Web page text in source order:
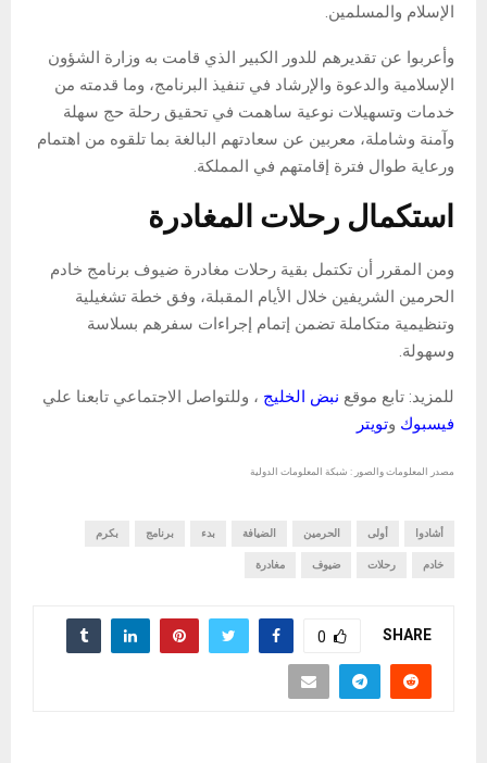
الإسلام والمسلمين.
وأعربوا عن تقديرهم للدور الكبير الذي قامت به وزارة الشؤون
الإسلامية والدعوة والإرشاد في تنفيذ البرنامج، وما قدمته من
خدمات وتسهيلات نوعية ساهمت في تحقيق رحلة حج سهلة
وآمنة وشاملة، معربين عن سعادتهم البالغة بما تلقوه من اهتمام
ورعاية طوال فترة إقامتهم في المملكة.
استكمال رحلات المغادرة
ومن المقرر أن تكتمل بقية رحلات مغادرة ضيوف برنامج خادم
الحرمين الشريفين خلال الأيام المقبلة، وفق خطة تشغيلية
وتنظيمية متكاملة تضمن إتمام إجراءات سفرهم بسلاسة
وسهولة.
للمزيد: تابع موقع نبض الخليج ، وللتواصل الاجتماعي تابعنا علي
فيسبوك وتويتر
مصدر المعلومات والصور : شبكة المعلومات الدولية
أشادوا أولى الحرمين الضيافة بدء برنامج بكرم
خادم رحلات ضيوف مغادرة
SHARE
0